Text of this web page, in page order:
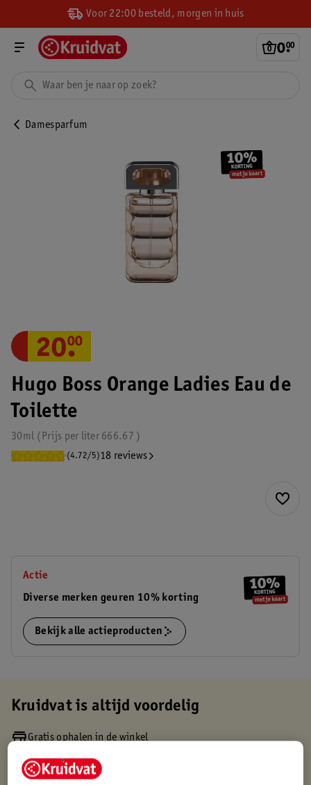
Voor 22:00 besteld, morgen in huis
0.
00
Damesparfum
Hugo Boss Orange Ladies Eau de
Toilette
30ml 666.67
Prijs per liter
(4.72/5)18 reviews
20.
00
Actie
Diverse merken geuren 10% korting
Bekijk alle actieproducten
Kruidvat is altijd voordelig
Gratis ophalen in de winkel
Gratis thuisbezorgd vanaf 50.00